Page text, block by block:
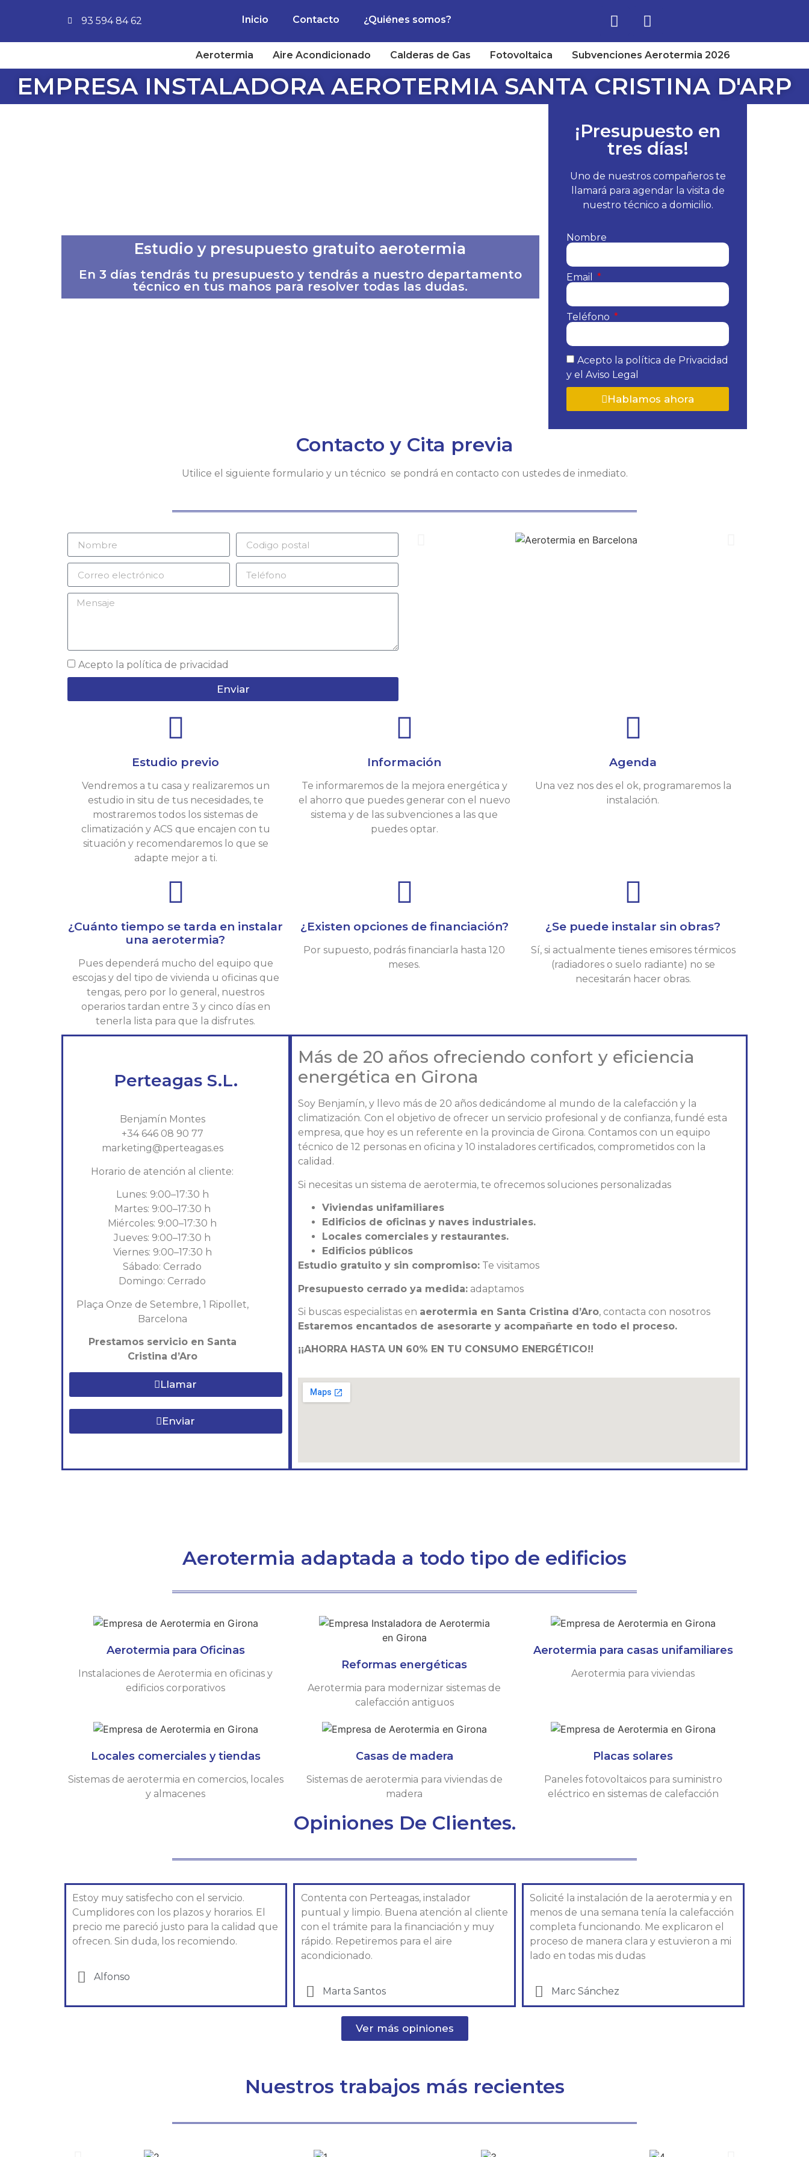
93 594 84 62 Inicio Contacto ¿Quiénes somos?
Aerotermia Aire Acondicionado Calderas de Gas Fotovoltaica Subvenciones Aerotermia 2026
EMPRESA INSTALADORA AEROTERMIA SANTA CRISTINA D'ARP
Estudio y presupuesto gratuito aerotermia
En 3 días tendrás tu presupuesto y tendrás a nuestro departamento
técnico en tus manos para resolver todas las dudas.
¡Presupuesto en
tres días!
Uno de nuestros compañeros te
llamará para agendar la visita de
nuestro técnico a domicilio.
Nombre
Email
Teléfono
Acepto la política de Privacidad
y el Aviso Legal
Hablamos ahora
Contacto y Cita previa
Utilice el siguiente formulario y un técnico se pondrá en contacto con ustedes de inmediato.
Acepto la política de privacidad
Enviar
Estudio previo
Vendremos a tu casa y realizaremos un
estudio in situ de tus necesidades, te
mostraremos todos los sistemas de
climatización y ACS que encajen con tu
situación y recomendaremos lo que se
adapte mejor a ti.
Información
Te informaremos de la mejora energética y
el ahorro que puedes generar con el nuevo
sistema y de las subvenciones a las que
puedes optar.
Agenda
Una vez nos des el ok, programaremos la
instalación.
¿Cuánto tiempo se tarda en instalar
una aerotermia?
Pues dependerá mucho del equipo que
escojas y del tipo de vivienda u oficinas que
tengas, pero por lo general, nuestros
operarios tardan entre 3 y cinco días en
tenerla lista para que la disfrutes.
¿Existen opciones de financiación?
Por supuesto, podrás financiarla hasta 120
meses.
¿Se puede instalar sin obras?
Sí, si actualmente tienes emisores térmicos
(radiadores o suelo radiante) no se
necesitarán hacer obras.
Perteagas S.L.
Benjamín Montes
+34 646 08 90 77
marketing@perteagas.es
Horario de atención al cliente:
Lunes: 9:00–17:30 h
Martes: 9:00–17:30 h
Miércoles: 9:00–17:30 h
Jueves: 9:00–17:30 h
Viernes: 9:00–17:30 h
Sábado: Cerrado
Domingo: Cerrado
Plaça Onze de Setembre, 1 Ripollet,
Barcelona
Prestamos servicio en Santa
Cristina d’Aro
Llamar
Enviar
Más de 20 años ofreciendo confort y eficiencia
energética en Girona
Soy Benjamín, y llevo más de 20 años dedicándome al mundo de la calefacción y la
climatización. Con el objetivo de ofrecer un servicio profesional y de confianza, fundé esta
empresa, que hoy es un referente en la provincia de Girona. Contamos con un equipo
técnico de 12 personas en oficina y 10 instaladores certificados, comprometidos con la
calidad.
Si necesitas un sistema de aerotermia, te ofrecemos soluciones personalizadas
Viviendas unifamiliares
Edificios de oficinas y naves industriales.
Locales comerciales y restaurantes.
Edificios públicos
Estudio gratuito y sin compromiso:Te visitamos
Presupuesto cerrado ya medida:adaptamos
Si buscas especialistas en aerotermia en Santa Cristina d’Aro, contacta con nosotros
Estaremos encantados de asesorarte y acompañarte en todo el proceso.
¡¡AHORRA HASTA UN 60% EN TU CONSUMO ENERGÉTICO!!
Aerotermia adaptada a todo tipo de edificios
Aerotermia para Oficinas​
Instalaciones de Aerotermia en oficinas y
edificios corporativos
Reformas energéticas
Aerotermia para modernizar sistemas de
calefacción antiguos
Aerotermia para casas unifamiliares
Aerotermia para viviendas
Locales comerciales y tiendas
Sistemas de aerotermia en comercios, locales
y almacenes
Casas de madera
Sistemas de aerotermia para viviendas de
madera
Placas solares
Paneles fotovoltaicos para suministro
eléctrico en sistemas de calefacción
Opiniones De Clientes.
Estoy muy satisfecho con el servicio.
Cumplidores con los plazos y horarios. El
precio me pareció justo para la calidad que
ofrecen. Sin duda, los recomiendo.
Alfonso​
Contenta con Perteagas, instalador
puntual y limpio. Buena atención al cliente
con el trámite para la financiación y muy
rápido. Repetiremos para el aire
acondicionado.
Marta Santos
Solicité la instalación de la aerotermia y en
menos de una semana tenía la calefacción
completa funcionando. Me explicaron el
proceso de manera clara y estuvieron a mi
lado en todas mis dudas
Marc Sánchez
Ver más opiniones
Nuestros trabajos más recientes